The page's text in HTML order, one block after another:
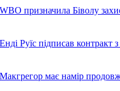
WBO призначила Біволу
Енді Руїс підписав контракт
Макгрегор має намір